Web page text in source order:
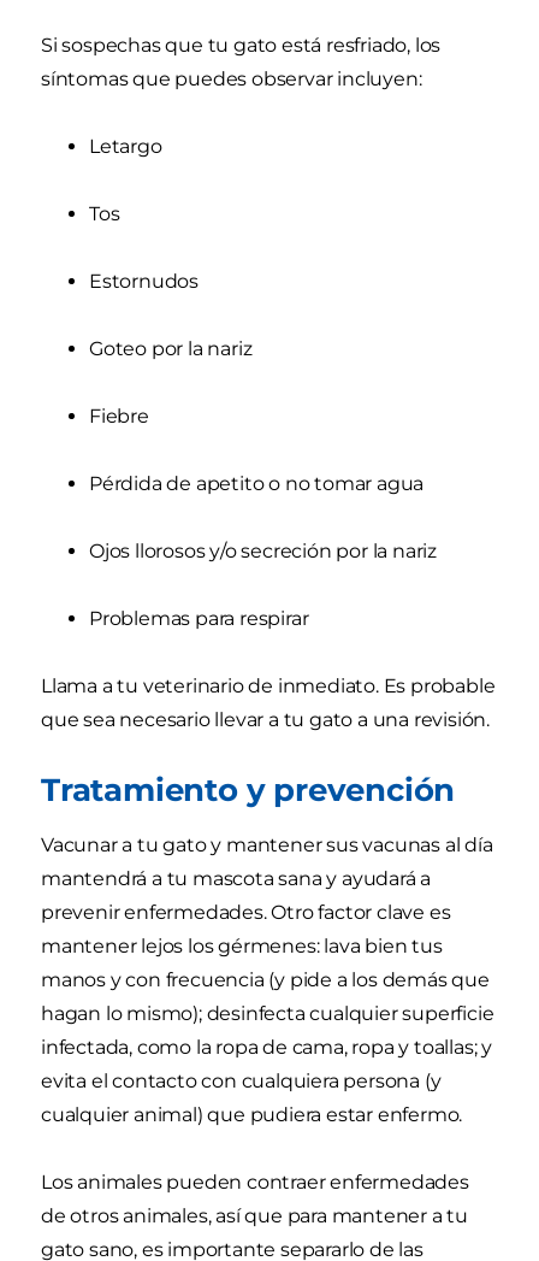
Si sospechas que tu gato está resfriado, los
síntomas que puedes observar incluyen:
Letargo
Tos
Estornudos
Goteo por la nariz
Fiebre
Pérdida de apetito o no tomar agua
Ojos llorosos y/o secreción por la nariz
Problemas para respirar
Llama a tu veterinario de inmediato. Es probable
que sea necesario llevar a tu gato a una revisión.
Tratamiento y prevención
Vacunar a tu gato y mantener sus vacunas al día
mantendrá a tu mascota sana y ayudará a
prevenir enfermedades. Otro factor clave es
mantener lejos los gérmenes: lava bien tus
manos y con frecuencia (y pide a los demás que
hagan lo mismo); desinfecta cualquier superficie
infectada, como la ropa de cama, ropa y toallas; y
evita el contacto con cualquiera persona (y
cualquier animal) que pudiera estar enfermo.
Los animales pueden contraer enfermedades
de otros animales, así que para mantener a tu
gato sano, es importante separarlo de las